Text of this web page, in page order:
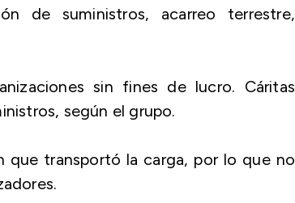
de suministros, acarreo terrestre,
sin fines de lucro. Cáritas
según el grupo.
que transportó la carga, por lo que no